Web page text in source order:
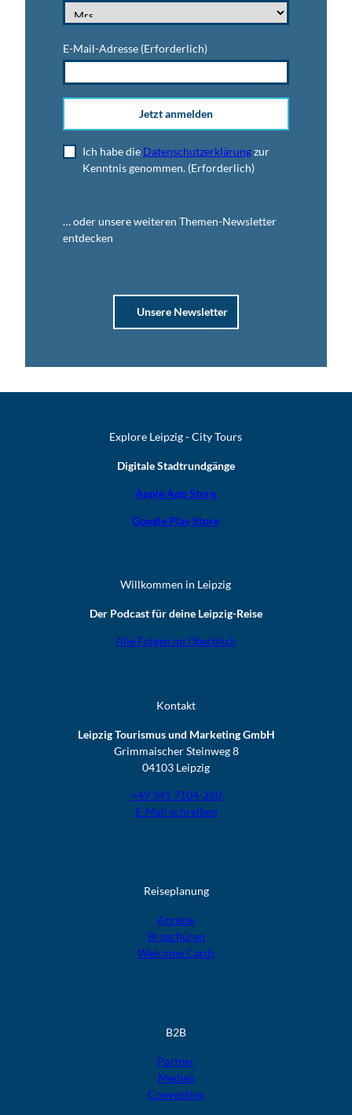
E-Mail-Adresse (Erforderlich)
Jetzt anmelden
Ich habe die Datenschutzerklärungzur
Kenntnis genommen. (Erforderlich)
… oder unsere weiteren Themen-Newsletter
entdecken
Unsere Newsletter
Explore Leipzig - City Tours
Digitale Stadtrundgänge
Apple App Store
Google Play Store
Willkommen in Leipzig
Der Podcast für deine Leipzig-Reise
Alle Folgen im Überblick
Kontakt
Leipzig Tourismus und Marketing GmbH
Grimmaischer Steinweg 8
04103 Leipzig
+49 341 7104-260
E-Mail schreiben
Reiseplanung
Anreise
Broschüren
Welcome Cards​​​​​​​
B2B
Partner
Medien
Convention